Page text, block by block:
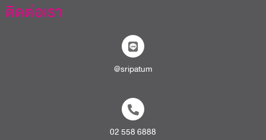
ติดต่อเรา
@sripatum
02 558 6888